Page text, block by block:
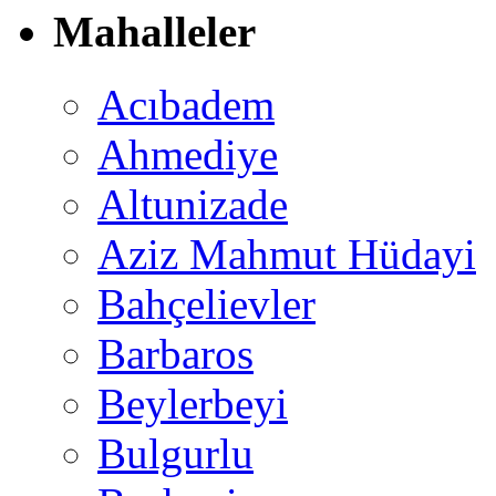
Mahalleler
Acıbadem
Ahmediye
Altunizade
Aziz Mahmut Hüdayi
Bahçelievler
Barbaros
Beylerbeyi
Bulgurlu